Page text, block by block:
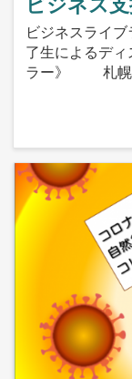
ビジネスライ
了生によるデ
ラー》 札幌